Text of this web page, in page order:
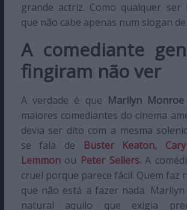
grande actriz. Como qualquer ser
que não cabe apenas num slogan
A comediante
fingiram não ver
A verdade é que Marilyn Monroe
maiores comediantes do cinema
devia ser dito com a mesma
se fala de
Buster Keaton,
Lemmonou Peter Sellers.A
cruel porque parece fácil. Quem faz
que não está a fazer nada.
natural aquilo que exigia